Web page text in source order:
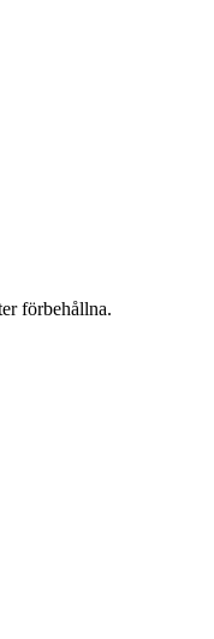
förbehållna.